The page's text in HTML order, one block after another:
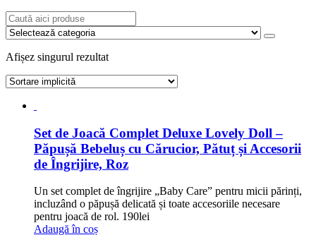
Afișez singurul rezultat
Set de Joacă Complet Deluxe Lovely Doll –
Păpușă Bebeluș cu Cărucior, Pătuț și Accesorii
de Îngrijire, Roz
Un set complet de îngrijire „Baby Care” pentru micii părinți,
incluzând o păpușă delicată și toate accesoriile necesare
pentru joacă de rol. 190lei
Adaugă în coș